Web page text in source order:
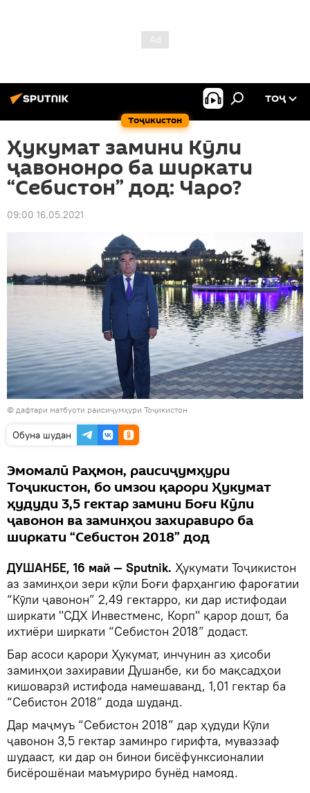
Тоҷикистон
ТОҶ
Ҳукумат замини Кӯли
ҷавононро ба ширкати
“Себистон” дод: Чаро?
09:00 16.05.2021
© дафтари матбуоти раисиҷумҳури Тоҷикистон
Обуна шудан
Эмомалӣ Раҳмон, раисиҷумҳури
Тоҷикистон, бо имзои қарори Ҳукумат
ҳудуди 3,5 гектар замини Боғи Кӯли
ҷавонон ва заминҳои захиравиро ба
ширкати “Себистон 2018” дод
ДУШАНБЕ, 16 май — Sputnik. Ҳукумати Тоҷикистон
аз заминҳои зери кӯли Боғи фарҳангию фароғатии
“Кӯли ҷавонон” 2,49 гектарро, ки дар истифодаи
ширкати "СДХ Инвестменс, Корп" қарор дошт, ба
ихтиёри ширкати “Себистон 2018” додаст.
Бар асоси қарори Ҳукумат, инчунин аз ҳисоби
заминҳои захиравии Душанбе, ки бо мақсадҳои
кишоварзӣ истифода намешаванд, 1,01 гектар ба
“Себистон 2018” дода шуданд.
Дар маҷмуъ “Себистон 2018” дар ҳудуди Кӯли
ҷавонон 3,5 гектар заминро гирифта, муваззаф
шудааст, ки дар он бинои бисёфунксионалии
бисёрошёнаи маъмуриро бунёд намояд.